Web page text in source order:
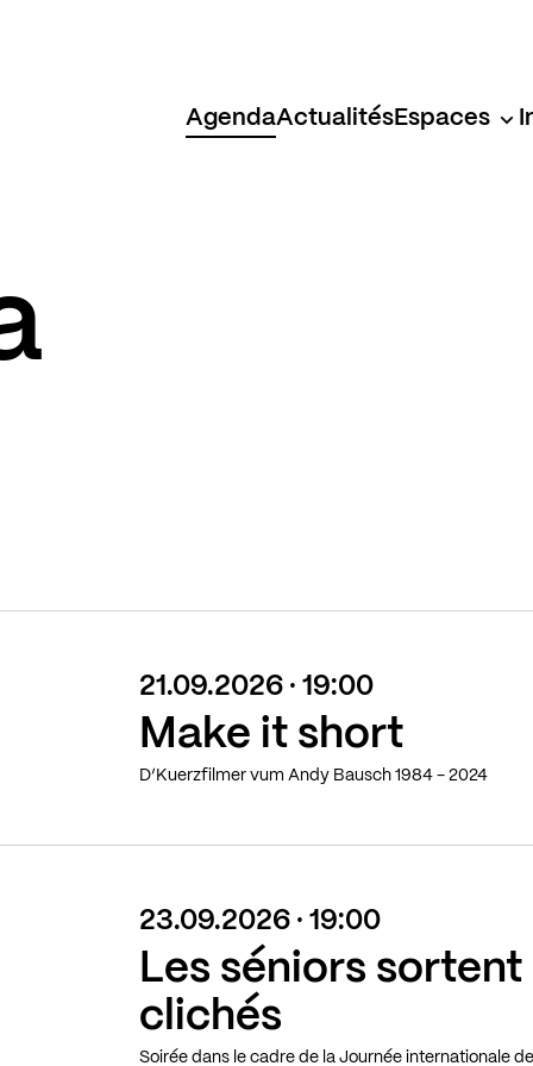
AgendaActualitésEspaces
21.09.2026 · 19:00
Make it short
D’Kuerzfilmer vum Andy Bausch 1984 - 2024
23.09.2026 · 19:00
Les séniors sortent
clichés
Soirée dans le cadre de la Journée internationale